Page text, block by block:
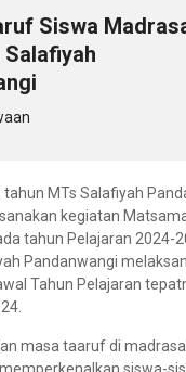
Siswa
Salafiyah
tahun MTs Salafiyah
kegiatan
tahun Pelajaran 2024-
Pandanwangi
Tahun Pelajaran
masa taaruf di